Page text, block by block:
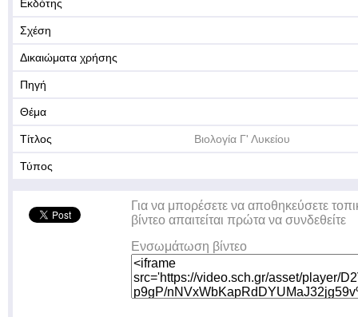
Εκδότης
Σχέση
Δικαιώματα χρήσης
Πηγή
Θέμα
Τίτλος Βιολογία Γ' Λυκείου
Τύπος
Για να μπορέσετε να αποθηκεύσετε
βίντεο απαιτείται πρώτα να συνδεθείτε
Ενσωμάτωση βίντεο